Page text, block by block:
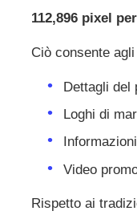
112,896 pixel
Ciò consente
Dettagli del
Loghi di
Video
Rispetto ai